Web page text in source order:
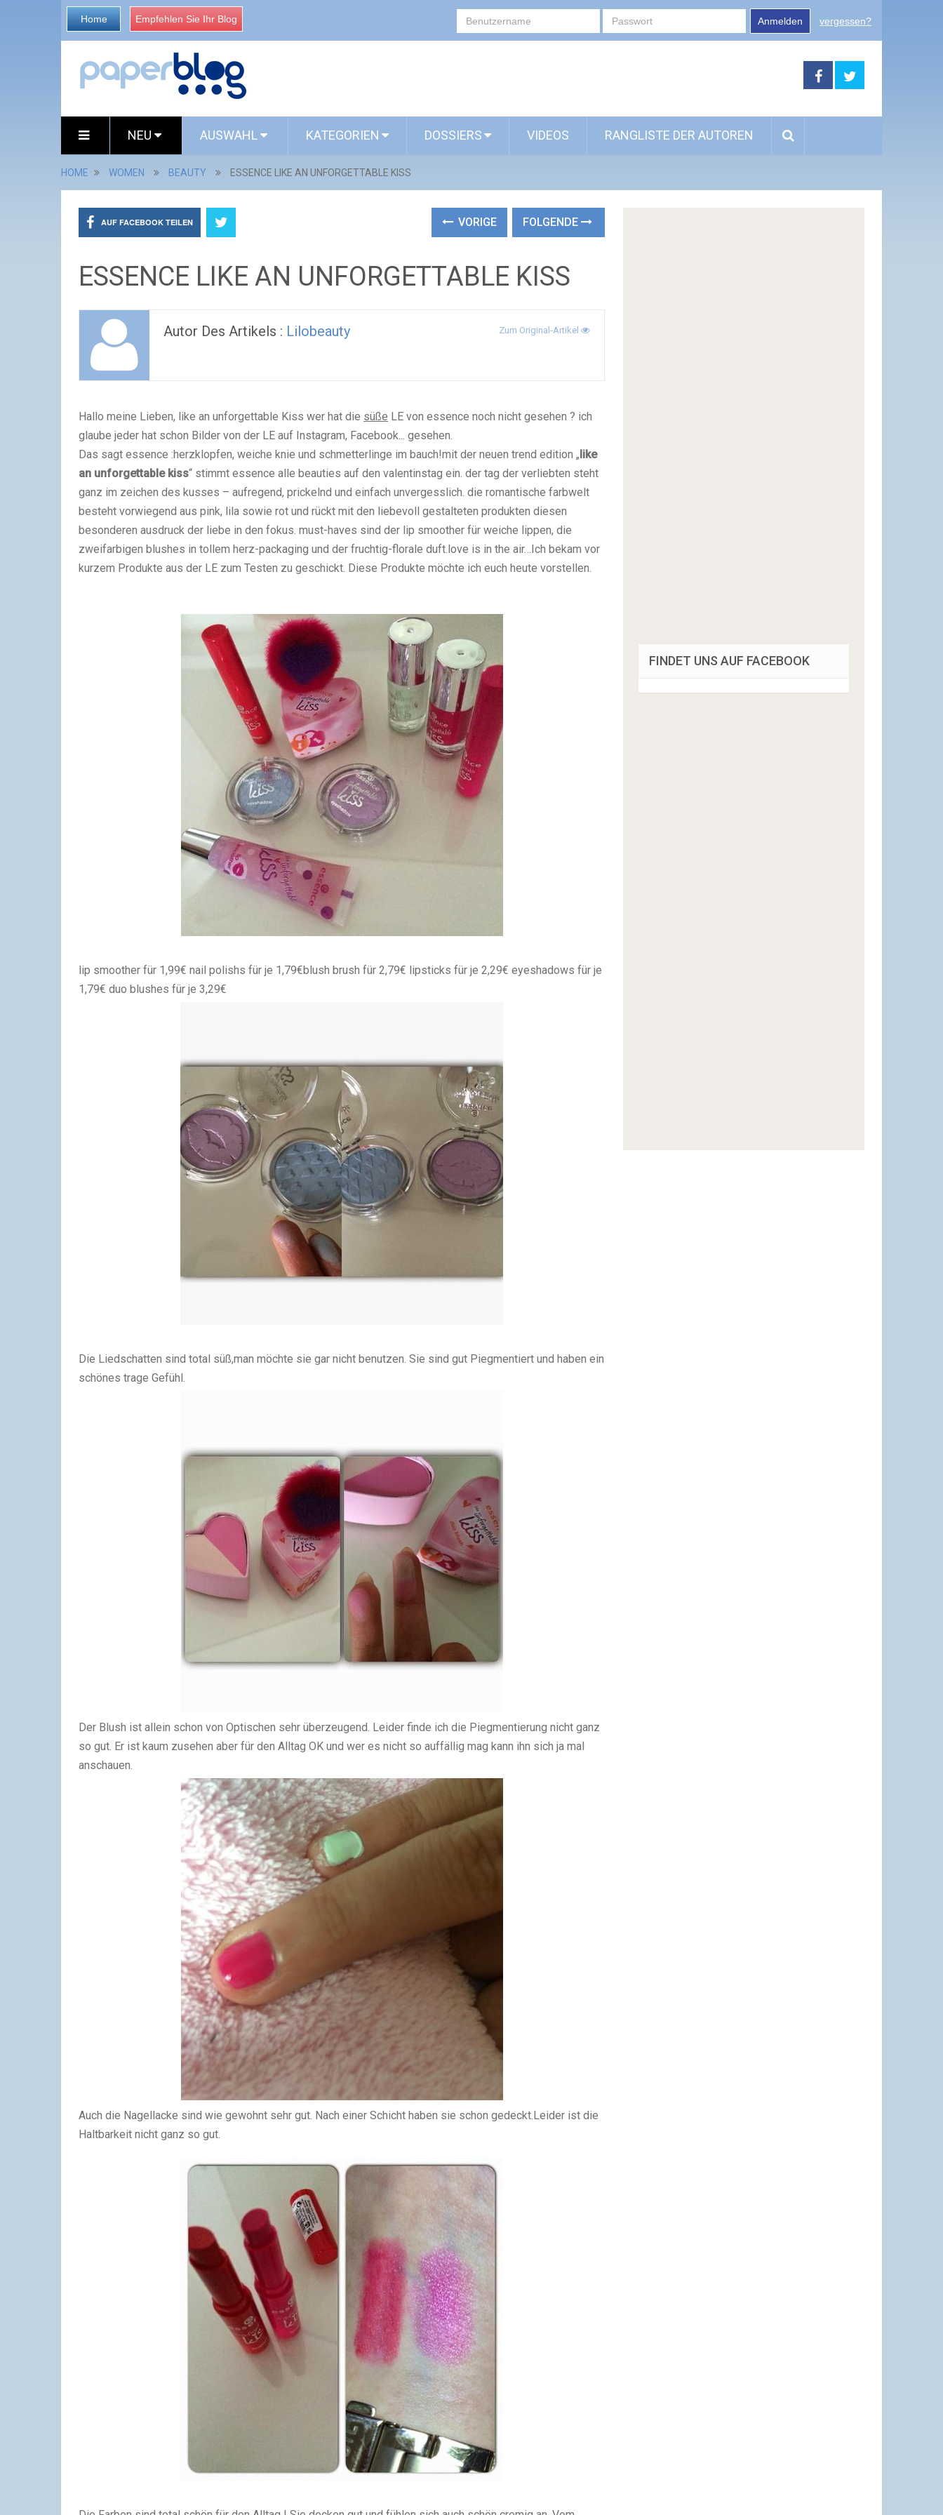
Home Empfehlen Sie Ihr Blog Anmelden vergessen?
NEU AUSWAHL KATEGORIEN DOSSIERS VIDEOS RANGLISTE DER AUTOREN
HOME WOMEN BEAUTY ESSENCE LIKE AN UNFORGETTABLE KISS
AUF FACEBOOK TEILEN VORIGE FOLGENDE
ESSENCE LIKE AN UNFORGETTABLE KISS
Autor Des Artikels : Lilobeauty Zum Original-Artikel
Hallo meine Lieben, like an unforgettable Kiss wer hat die süße LE von essence noch nicht gesehen ? ich
glaube jeder hat schon Bilder von der LE auf Instagram, Facebook... gesehen.
Das sagt essence :herzklopfen, weiche knie und schmetterlinge im bauch!mit der neuen trend edition „like
an unforgettable kiss“ stimmt essence alle beauties auf den valentinstag ein. der tag der verliebten steht
ganz im zeichen des kusses – aufregend, prickelnd und einfach unvergesslich. die romantische farbwelt
besteht vorwiegend aus pink, lila sowie rot und rückt mit den liebevoll gestalteten produkten diesen
besonderen ausdruck der liebe in den fokus. must-haves sind der lip smoother für weiche lippen, die
zweifarbigen blushes in tollem herz-packaging und der fruchtig-florale duft.love is in the air…Ich bekam vor
kurzem Produkte aus der LE zum Testen zu geschickt. Diese Produkte möchte ich euch heute vorstellen.
lip smoother für 1,99€ nail polishs für je 1,79€blush brush für 2,79€ lipsticks für je 2,29€ eyeshadows für je
1,79€ duo blushes für je 3,29€
Die Liedschatten sind total süß,man möchte sie gar nicht benutzen. Sie sind gut Piegmentiert und haben ein
schönes trage Gefühl.
Der Blush ist allein schon von Optischen sehr überzeugend. Leider finde ich die Piegmentierung nicht ganz
so gut. Er ist kaum zusehen aber für den Alltag OK und wer es nicht so auffällig mag kann ihn sich ja mal
anschauen.
Auch die Nagellacke sind wie gewohnt sehr gut. Nach einer Schicht haben sie schon gedeckt.Leider ist die
Haltbarkeit nicht ganz so gut.
FINDET UNS AUF FACEBOOK